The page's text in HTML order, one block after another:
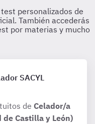
SACYL
de Celador/a
de Castilla y León)